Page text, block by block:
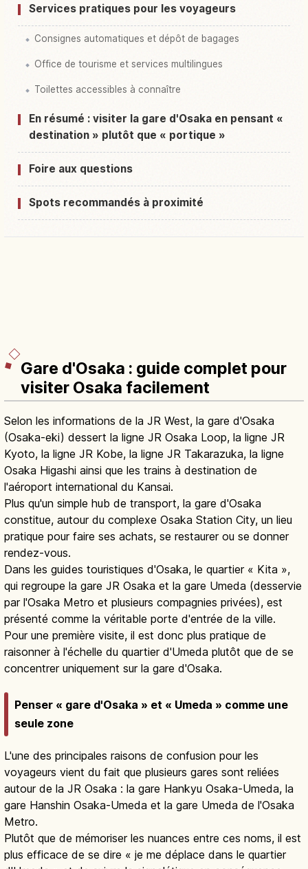
Services pratiques pour les voyageurs
Consignes automatiques et dépôt de bagages
Office de tourisme et services multilingues
Toilettes accessibles à connaître
En résumé : visiter la gare d'Osaka en pensant «
destination » plutôt que « portique »
Foire aux questions
Spots recommandés à proximité
Gare d'Osaka : guide complet pour
visiter Osaka facilement
Selon les informations de la JR West, la gare d'Osaka
(Osaka-eki) dessert la ligne JR Osaka Loop, la ligne JR
Kyoto, la ligne JR Kobe, la ligne JR Takarazuka, la ligne
Osaka Higashi ainsi que les trains à destination de
l'aéroport international du Kansai.
Plus qu'un simple hub de transport, la gare d'Osaka
constitue, autour du complexe Osaka Station City, un lieu
pratique pour faire ses achats, se restaurer ou se donner
rendez-vous.
Dans les guides touristiques d'Osaka, le quartier « Kita »,
qui regroupe la gare JR Osaka et la gare Umeda (desservie
par l'Osaka Metro et plusieurs compagnies privées), est
présenté comme la véritable porte d'entrée de la ville.
Pour une première visite, il est donc plus pratique de
raisonner à l'échelle du quartier d'Umeda plutôt que de se
concentrer uniquement sur la gare d'Osaka.
Penser « gare d'Osaka » et « Umeda » comme une
seule zone
L'une des principales raisons de confusion pour les
voyageurs vient du fait que plusieurs gares sont reliées
autour de la JR Osaka : la gare Hankyu Osaka-Umeda, la
gare Hanshin Osaka-Umeda et la gare Umeda de l'Osaka
Metro.
Plutôt que de mémoriser les nuances entre ces noms, il est
plus efficace de se dire « je me déplace dans le quartier